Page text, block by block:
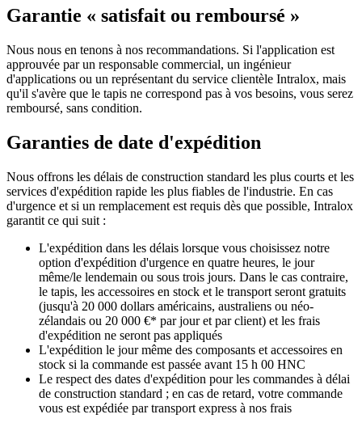
Garantie « satisfait ou remboursé »
Nous nous en tenons à nos recommandations. Si l'application est
approuvée par un responsable commercial, un ingénieur
d'applications ou un représentant du service clientèle Intralox, mais
qu'il s'avère que le tapis ne correspond pas à vos besoins, vous serez
remboursé, sans condition.
Garanties de date d'expédition
Nous offrons les délais de construction standard les plus courts et les
services d'expédition rapide les plus fiables de l'industrie. En cas
d'urgence et si un remplacement est requis dès que possible, Intralox
garantit ce qui suit :
L'expédition dans les délais lorsque vous choisissez notre
option d'expédition d'urgence en quatre heures, le jour
même/le lendemain ou sous trois jours. Dans le cas contraire,
le tapis, les accessoires en stock et le transport seront gratuits
(jusqu'à 20 000 dollars américains, australiens ou néo-
zélandais ou 20 000 €* par jour et par client) et les frais
d'expédition ne seront pas appliqués
L'expédition le jour même des composants et accessoires en
stock si la commande est passée avant 15 h 00 HNC
Le respect des dates d'expédition pour les commandes à délai
de construction standard ; en cas de retard, votre commande
vous est expédiée par transport express à nos frais